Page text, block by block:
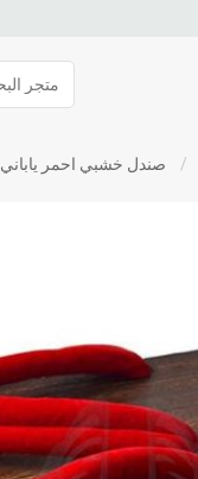
/ صندل خشبي احمر ياباني